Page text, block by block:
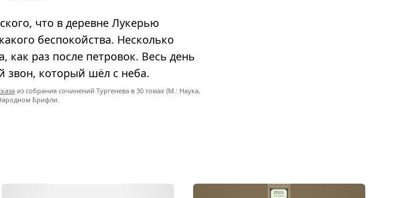
что в деревне Лукерью
беспокойства. Несколько
как раз после петровок. Весь день
звон, который шёл с неба.
из собрания сочинений Тургенева в 30 томах (М.: Наука,
Брифли.